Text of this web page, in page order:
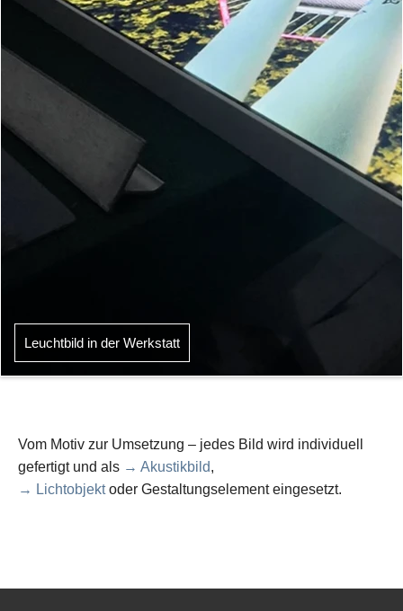
Leuchtbild in der Werkstatt
Vom Motiv zur Umsetzung – jedes Bild wird individuell
gefertigt und als → Akustikbild,
→ Lichtobjektoder Gestaltungselement eingesetzt.